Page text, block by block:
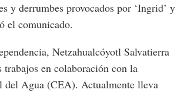
y derrumbes provocados por ‘Ingrid’ y
el comunicado.
Netzahualcóyotl Salvatierra
en colaboración con la
del Agua (CEA). Actualmente lleva